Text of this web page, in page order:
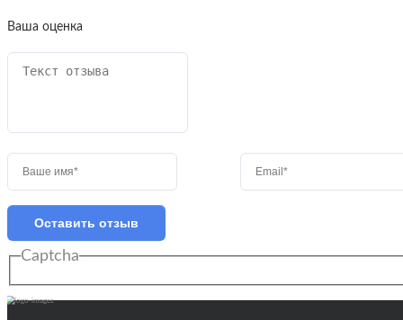
Ваша оценка
Оставить отзыв
Captcha